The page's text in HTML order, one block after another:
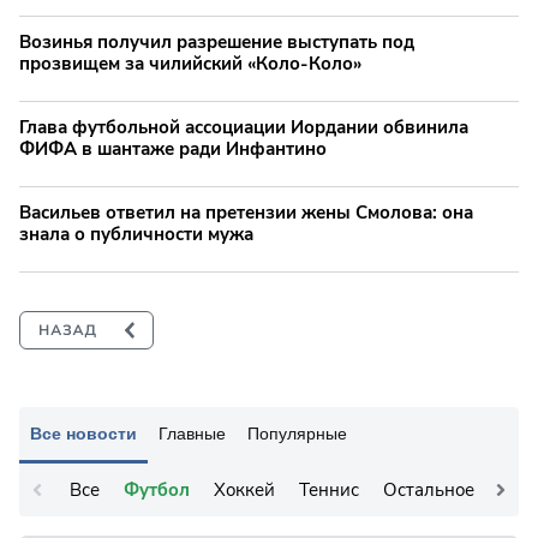
Все новости Главные Популярные
Все Футбол Хоккей Теннис Остальное
Возинья получил разрешение выступать под
прозвищем за чилийский «Коло-Коло»
Глава футбольной ассоциации Иордании обвинила
ФИФА в шантаже ради Инфантино
Васильев ответил на претензии жены Смолова: она
знала о публичности мужа